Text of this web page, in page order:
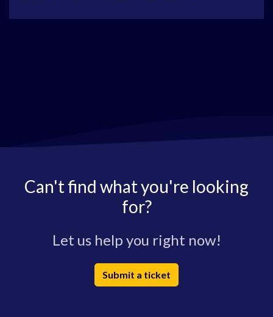
Can't find what you're looking
for?
Let us help you right now!
Submit a ticket